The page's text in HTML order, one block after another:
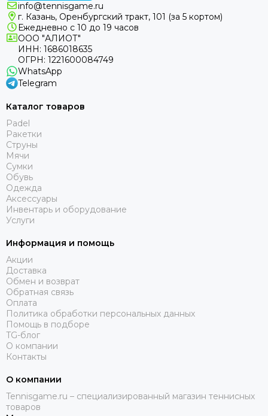
info@tennisgame.ru
г. Казань, Оренбургский тракт, 101 (за 5 кортом)
Ежедневно с 10 до 19 часов
ООО "АЛИОТ"
ИНН: 1686018635
ОГРН: 1221600084749
WhatsApp
Telegram
Каталог товаров
Padel
Ракетки
Струны
Мячи
Сумки
Обувь
Одежда
Аксессуары
Инвентарь и оборудование
Услуги
Информация и помощь
Акции
Доставка
Обмен и возврат
Обратная связь
Оплата
Политика обработки персональных данных
Помощь в подборе
TG-блог
О компании
Контакты
О компании
Tennisgame.ru – специализированный магазин теннисных
товаров